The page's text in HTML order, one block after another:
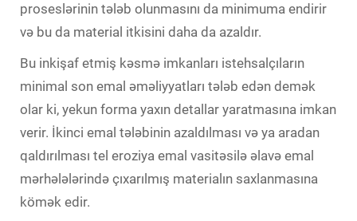
proseslərinin tələb olunmasını da minimuma endirir
və bu da material itkisini daha da azaldır.
Bu inkişaf etmiş kəsmə imkanları istehsalçıların
minimal son emal əməliyyatları tələb edən demək
olar ki, yekun forma yaxın detallar yaratmasına imkan
verir. İkinci emal tələbinin azaldılması və ya aradan
qaldırılması tel eroziya emal vasitəsilə əlavə emal
mərhələlərində çıxarılmış materialın saxlanmasına
kömək edir.